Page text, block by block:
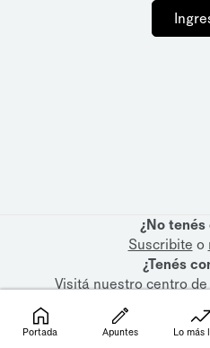
¿No
Suscribite o
¿Tenés
Visitá nuestrocentro de
Portada Apuntes Lo más